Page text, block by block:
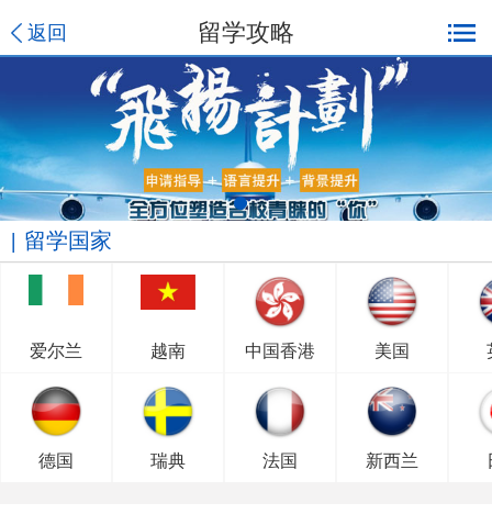
返回 留学攻略
留学国家
爱尔兰 越南 中国香港 美国
德国 瑞典 法国 新西兰